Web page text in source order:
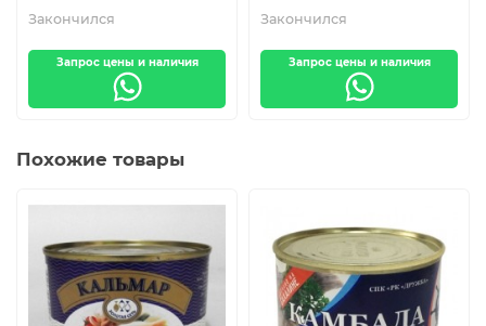
Закончился
Запрос цены и наличия
Закончился
Запрос цены и наличия
Похожие товары